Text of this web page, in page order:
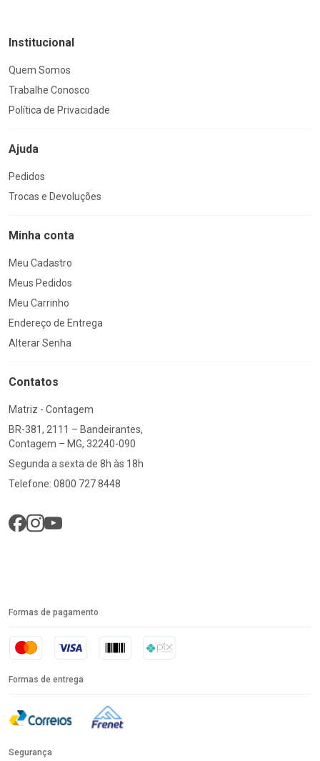
Institucional
Quem Somos
Trabalhe Conosco
Política de Privacidade
Ajuda
Pedidos
Trocas e Devoluções
Minha conta
Meu Cadastro
Meus Pedidos
Meu Carrinho
Endereço de Entrega
Alterar Senha
Contatos
Matriz - Contagem
BR-381, 2111 – Bandeirantes,
Contagem – MG, 32240-090
Segunda a sexta de 8h às 18h
Telefone: 0800 727 8448
Formas de pagamento
Formas de entrega
Segurança